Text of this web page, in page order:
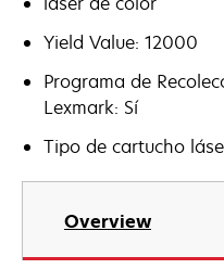
Yield Value: 12000
Programa de
Lexmark: Sí
Tipo de cartucho
Overview